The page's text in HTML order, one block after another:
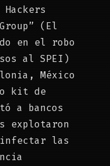
(El
en el robo
al SPEI)
México
kit de
a bancos
explotaron
infectar las